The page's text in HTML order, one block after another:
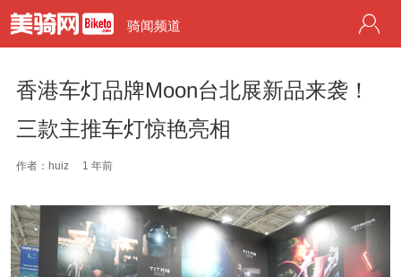
骑闻频道
香港车灯品牌Moon台北展新品来袭！
三款主推车灯惊艳亮相
作者：huiz 1 年前